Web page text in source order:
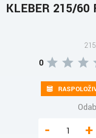
KLEBER 215/60
0
- +